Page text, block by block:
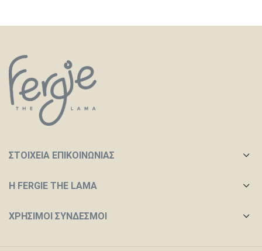
ΣΤΟΙΧΕΙΑ ΕΠΙΚΟΙΝΩΝΙΑΣ
Η FERGIE THE LAMA
ΧΡΉΣΙΜΟΙ ΣΎΝΔΕΣΜΟΙ